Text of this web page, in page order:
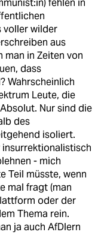
fehlen in
voller wilder
aus
man in Zeiten von
dass
Wahrscheinlich
Leute, die
Nur sind die
des
isoliert.
- mich
Teil müsste, wenn
mal fragt (man
oder der
Thema rein.
ja auch AfDlern